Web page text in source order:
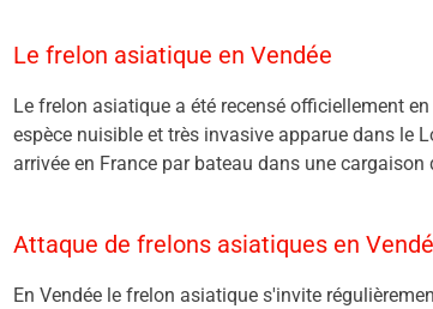
Le frelon asiatique en Vendée
Le frelon asiatique a été recensé officiellement
espèce nuisible et très invasive apparue dans le
arrivée en France par bateau dans une cargaison
Attaque de frelons asiatiques en
En Vendée le frelon asiatique s'invite